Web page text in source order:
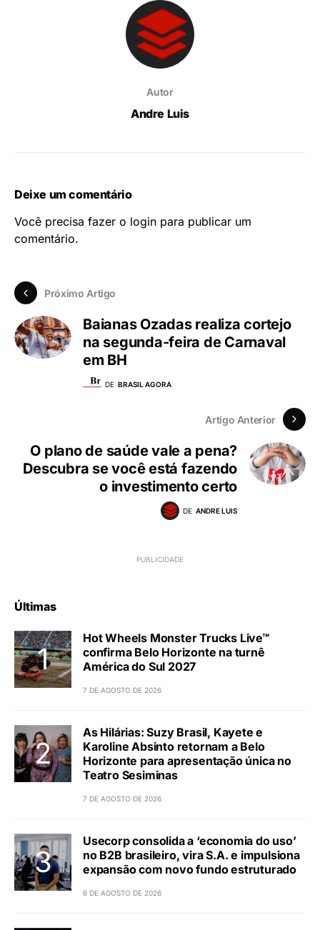
Autor
Andre Luis
Deixe um comentário
Você precisa fazer o login para publicar um
comentário.
Próximo Artigo
Baianas Ozadas realiza cortejo
na segunda-feira de Carnaval
em BH
DE BRASIL AGORA
Artigo Anterior
O plano de saúde vale a pena?
Descubra se você está fazendo
o investimento certo
DE ANDRE LUIS
Últimas
Hot Wheels Monster Trucks Live™
confirma Belo Horizonte na turnê
América do Sul 2027
7 DE AGOSTO DE 2026
As Hilárias: Suzy Brasil, Kayete e
Karoline Absinto retornam a Belo
Horizonte para apresentação única no
Teatro Sesiminas
7 DE AGOSTO DE 2026
Usecorp consolida a ‘economia do uso’
no B2B brasileiro, vira S.A. e impulsiona
expansão com novo fundo estruturado
6 DE AGOSTO DE 2026